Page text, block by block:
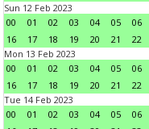
Sun 12 Feb 2023
00
01 02 03 04 05 06
16
17 18 19 20 21 22
Mon 13 Feb 2023
00
01 02 03 04 05 06
16
17 18 19 20 21 22
Tue 14 Feb 2023
00
01 02 03 04 05 06